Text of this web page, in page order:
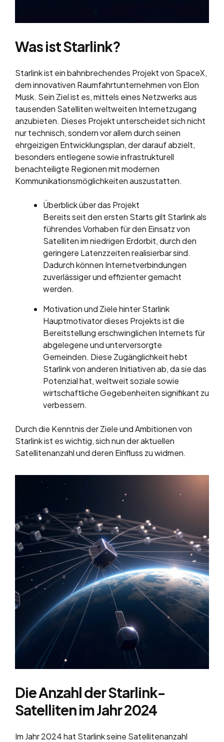
Was ist Starlink?
Starlink ist ein bahnbrechendes Projekt von SpaceX,
dem innovativen Raumfahrtunternehmen von Elon
Musk. Sein Ziel ist es, mittels eines Netzwerks aus
tausenden Satelliten weltweiten Internetzugang
anzubieten. Dieses Projekt unterscheidet sich nicht
nur technisch, sondern vor allem durch seinen
ehrgeizigen Entwicklungsplan, der darauf abzielt,
besonders entlegene sowie infrastrukturell
benachteiligte Regionen mit modernen
Kommunikationsmöglichkeiten auszustatten.
Überblick über das Projekt
Bereits seit den ersten Starts gilt Starlink als
führendes Vorhaben für den Einsatz von
Satelliten im niedrigen Erdorbit, durch den
geringere Latenzzeiten realisierbar sind.
Dadurch können Internetverbindungen
zuverlässiger und effizienter gemacht
werden.
Motivation und Ziele hinter Starlink
Hauptmotivator dieses Projekts ist die
Bereitstellung erschwinglichen Internets für
abgelegene und unterversorgte
Gemeinden. Diese Zugänglichkeit hebt
Starlink von anderen Initiativen ab, da sie das
Potenzial hat, weltweit soziale sowie
wirtschaftliche Gegebenheiten signifikant zu
verbessern.
Durch die Kenntnis der Ziele und Ambitionen von
Starlink ist es wichtig, sich nun der aktuellen
Satellitenanzahl und deren Einfluss zu widmen.
Die Anzahl der Starlink-
Satelliten im Jahr 2024
Im Jahr 2024 hat Starlink seine Satellitenanzahl